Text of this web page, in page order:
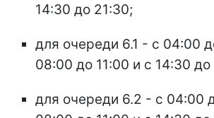
14:30 до 21:30;
для очереди 6.1 - с 04:00
08:00 до 11:00 и с 14:30
для очереди 6.2 - с 04:00